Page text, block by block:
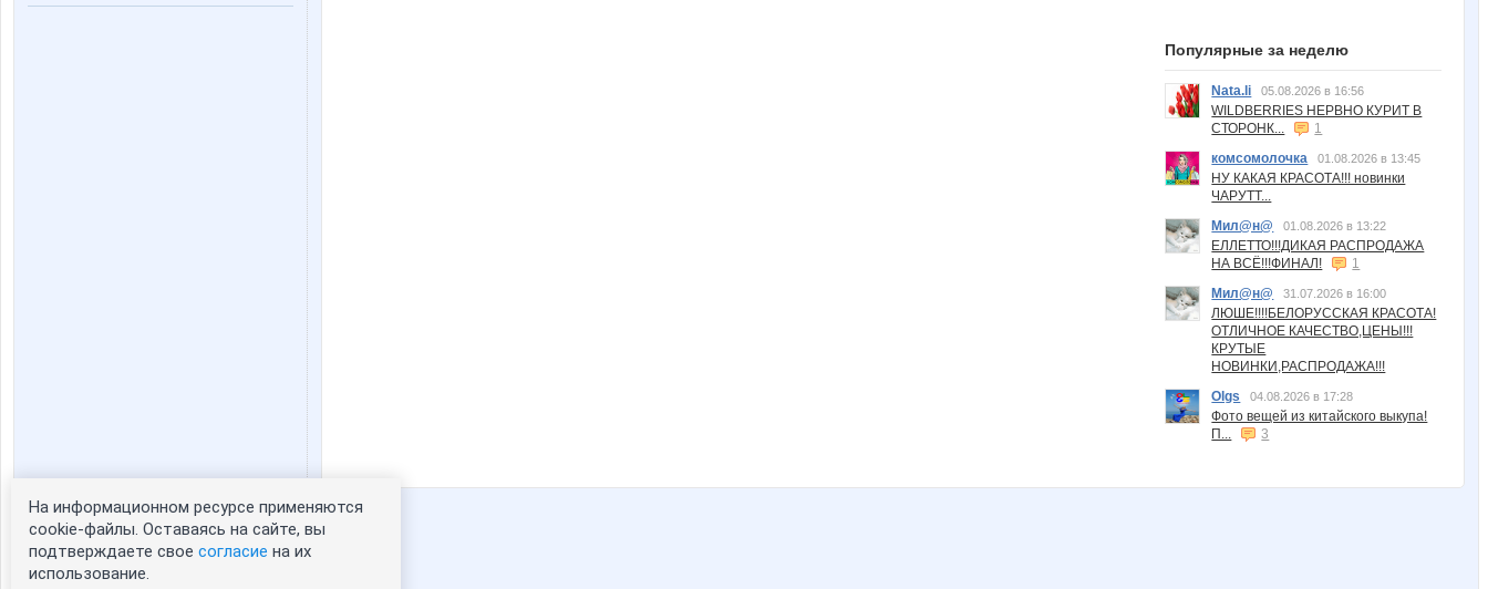
Статистика портрета:
сейчас просматривают портрет - 0
зарегистрированные пользователи
Популярные за неделю
Nata.li 05.08.2026 в 16:56
WILDBERRIES НЕРВНО КУРИТ В
СТОРОНК...
1
комсомолочка
01.08.2026 в 13:45
НУ КАКАЯ КРАСОТА!!! новинки
ЧАРУТТ...
Мил@н@
01.08.2026 в 13:22
ЕЛЛЕТТО!!!ДИКАЯ РАСПРОДАЖА
НА ВСЁ!!!ФИНАЛ!
1
Мил@н@
31.07.2026 в 16:00
ЛЮШЕ!!!!БЕЛОРУССКАЯ КРАСОТА!
ОТЛИЧНОЕ КАЧЕСТВО,ЦЕНЫ!!!
КРУТЫЕ
НОВИНКИ,РАСПРОДАЖА!!!
Olgs
04.08.2026 в 17:28
Фото вещей из китайского выкупа!
П...
3
На информационном ресурсе применяются
cookie-файлы. Оставаясь на сайте, вы
подтверждаете свое согласие на их
использование.